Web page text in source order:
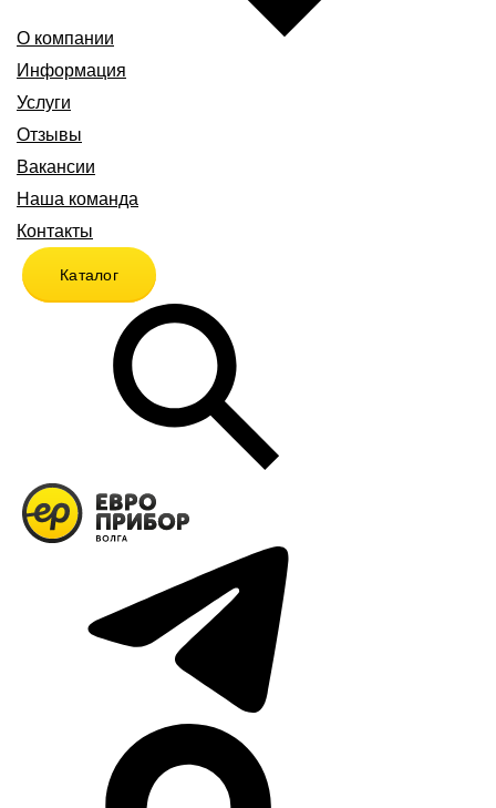
О компании
Информация
Услуги
Отзывы
Вакансии
Наша команда
Контакты
Каталог